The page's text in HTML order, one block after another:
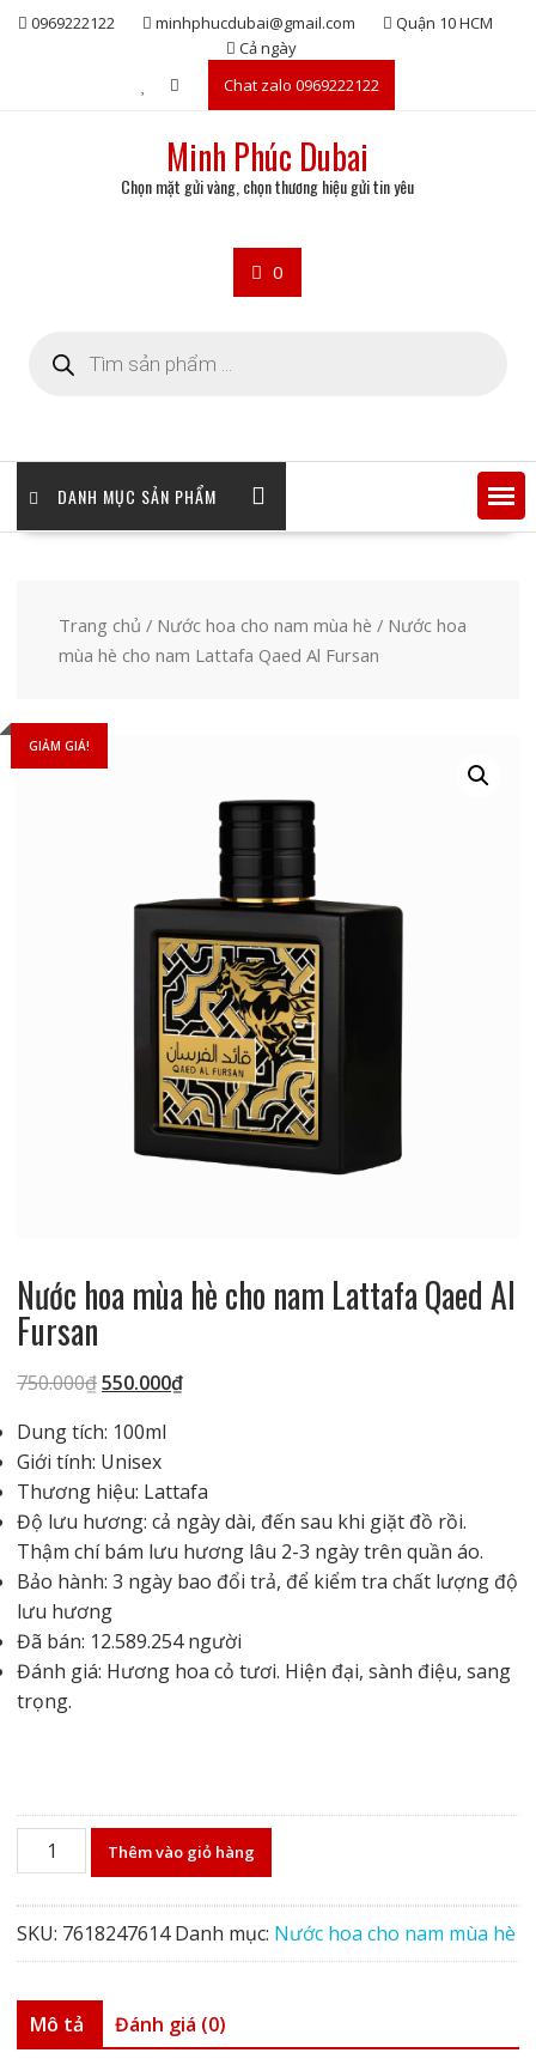
Skip0969222122 minhphucdubai@gmail.com
Quận 10 HCM
Cả ngày
Chat zalo 0969222122
Minh Phúc Dubai
Chọn mặt gửi vàng, chọn thương hiệu gửi tin yêu
0
kiếm
sản
DANH MỤC SẢN PHẨM
Trang chủ / Nước hoa cho nam mùa hè / Nước hoa
mùa hè cho nam Lattafa Qaed Al Fursan
GIẢM GIÁ!
Nước hoa mùa hè cho nam Lattafa Qaed Al
Fursan
750.000₫Giá
là:
750.000₫.
550.000₫Giá
550.000₫.
Dung tích: 100ml
Giới tính: Unisex
Thương hiệu: Lattafa
Độ lưu hương: cả ngày dài, đến sau khi giặt đồ rồi.
Thậm chí bám lưu hương lâu 2-3 ngày trên quần áo.
Bảo hành: 3 ngày bao đổi trả, để kiểm tra chất lượng độ
lưu hương
Đã bán: 12.589.254 người
Đánh giá: Hương hoa cỏ tươi. Hiện đại, sành điệu, sang
trọng.
Nước
hoa
mùa
hè
cho
Lattafa
Qaed
Thêm vào giỏ hàng
SKU: 7618247614 Danh mục: Nước hoa cho nam mùa hè
Mô tả Đánh giá (0)